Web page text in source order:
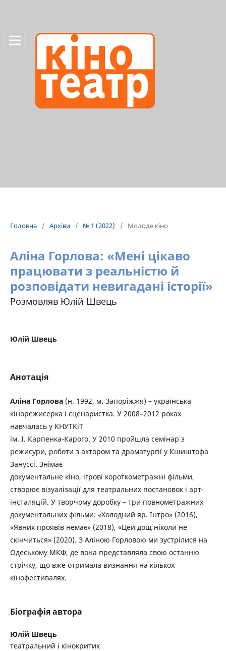
Головна / Архіви / № 1 (2022) / Молоде кіно
Аліна Горлова: «Мені цікаво
працювати з реальністю й
розповідати невигадані історії»
Розмовляв Юлій Швець
Юлій Швець
Анотація
Аліна Горлова (н. 1992, м. Запоріжжя) – українська
кінорежисерка і сценаристка. У 2008–2012 роках
навчалась у КНУТКіТ
ім. І. Карпенка-Карого. У 2010 пройшла семінар з
режисури, роботи з актором та драматургії у Кшиштофа
Зануссі. Знімає
документальне кіно, ігрові короткометражні фільми,
створює візуалізації для театральних постановок і арт-
інсталяцій. У творчому доробку – три повнометражних
документальних фільми: «Холодний яр. Інтро» (2016),
«Явних проявів немає» (2018), «Цей дощ ніколи не
скінчиться» (2020). З Аліною Горловою ми зустрілися на
Одеському МКФ, де вона представляла свою останню
стрічку, що вже отримала визнання на кількох
кінофестивалях.
Біографія автора
Юлій Швець
театральний і кінокритик